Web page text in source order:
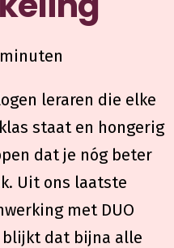
leraren die elke
staat en hongerig
dat je nóg beter
Uit ons laatste
met DUO
blijkt dat bijna alle